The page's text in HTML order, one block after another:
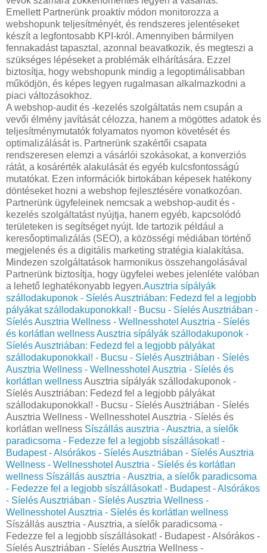
Emellett Partnerünk proaktív módon monitorozza a
webshopunk teljesítményét, és rendszeres jelentéseket
készít a legfontosabb KPI-król. Amennyiben bármilyen
fennakadást tapasztal, azonnal beavatkozik, és megteszi a
szükséges lépéseket a problémák elhárítására. Ezzel
biztosítja, hogy webshopunk mindig a legoptimálisabban
működjön, és képes legyen rugalmasan alkalmazkodni a
piaci változásokhoz.
A webshop-audit és -kezelés szolgáltatás nem csupán a
vevői élmény javítását célozza, hanem a mögöttes adatok és
teljesítménymutatók folyamatos nyomon követését és
optimalizálását is. Partnerünk szakértői csapata
rendszeresen elemzi a vásárlói szokásokat, a konverziós
rátát, a kosárérték alakulását és egyéb kulcsfontosságú
mutatókat. Ezen információk birtokában képesek hatékony
döntéseket hozni a webshop fejlesztésére vonatkozóan.
Partnerünk ügyfeleinek nemcsak a webshop-audit és -
kezelés szolgáltatást nyújtja, hanem egyéb, kapcsolódó
területeken is segítséget nyújt. Ide tartozik például a
keresőoptimalizálás (SEO), a közösségi médiában történő
megjelenés és a digitális marketing stratégia kialakítása.
Mindezen szolgáltatások harmonikus összehangolásával
Partnerünk biztosítja, hogy ügyfelei webes jelenléte valóban
a lehető leghatékonyabb legyen.Ausztria sípályák
szállodakuponok - Síelés Ausztriában: Fedezd fel a legjobb
pályákat szállodakuponokkal! - Bucsu - Síelés Ausztriában -
Síelés Ausztria Wellness - Wellnesshotel Ausztria - Síelés
és korlátlan wellnessAusztria sípályák szállodakuponok -
Síelés Ausztriában: Fedezd fel a legjobb pályákat
szállodakuponokkal! - Bucsu - Síelés Ausztriában - Síelés
Ausztria Wellness - Wellnesshotel Ausztria - Síelés és
korlátlan wellnessAusztria sípályák szállodakuponok -
Síelés Ausztriában: Fedezd fel a legjobb pályákat
szállodakuponokkal! - Bucsu - Síelés Ausztriában - Síelés
Ausztria Wellness - Wellnesshotel Ausztria - Síelés és
korlátlan wellness Síszállás ausztria - Ausztria, a síelők
paradicsoma - Fedezze fel a legjobb síszállásokat! -
Budapest - Alsórákos - Síelés Ausztriában - Síelés Ausztria
Wellness - Wellnesshotel Ausztria - Síelés és korlátlan
wellness Síszállás ausztria - Ausztria, a síelők paradicsoma
- Fedezze fel a legjobb síszállásokat! - Budapest - Alsórákos
- Síelés Ausztriában - Síelés Ausztria Wellness -
Wellnesshotel Ausztria - Síelés és korlátlan wellness
Síszállás ausztria - Ausztria, a síelők paradicsoma -
Fedezze fel a legjobb síszállásokat! - Budapest - Alsórákos -
Síelés Ausztriában - Síelés Ausztria Wellness -